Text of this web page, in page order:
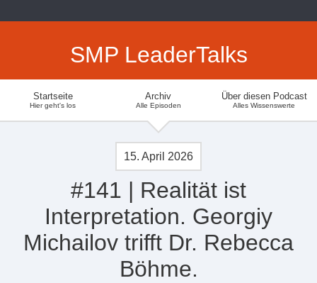
SMP LeaderTalks
Startseite
Hier geht's los
Archiv
Alle Episoden
Über diesen Podcast
Alles Wissenswerte
15. April 2026
#141 | Realität ist
Interpretation. Georgiy
Michailov trifft Dr. Rebecca
Böhme.